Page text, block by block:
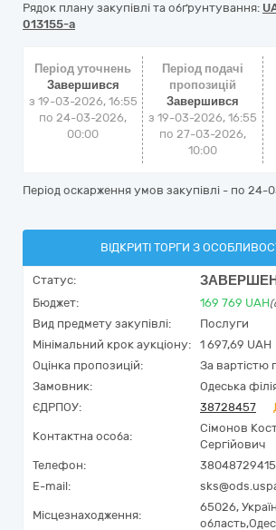
Рядок плану закупівлі та обґрунтування:
013155-a
Період уточнень
Завершився
з 19-03-2026, 16:55
по 24-03-2026,
00:00
Період подачі
пропозицій
Завершився
з 19-03-2026, 16:55
по 27-03-2026,
10:00
Період оскарження умов закупівлі - по 24-
ВІДКРИТІ ТОРГИ З
Статус:
Бюджет: 169 769 UAH
Вид предмету закупівлі:
Послуги
Мінімальний крок аукціону:
1 697,69 UAH
Оцінка пропозицій:
За вартістю
Замовник:
Одеська
ЄДРПОУ:
38728457
Контактна особа:
Сімонов
Сергійович
Телефон:
E-mail:
Місцезнаходження:
65026,
область,